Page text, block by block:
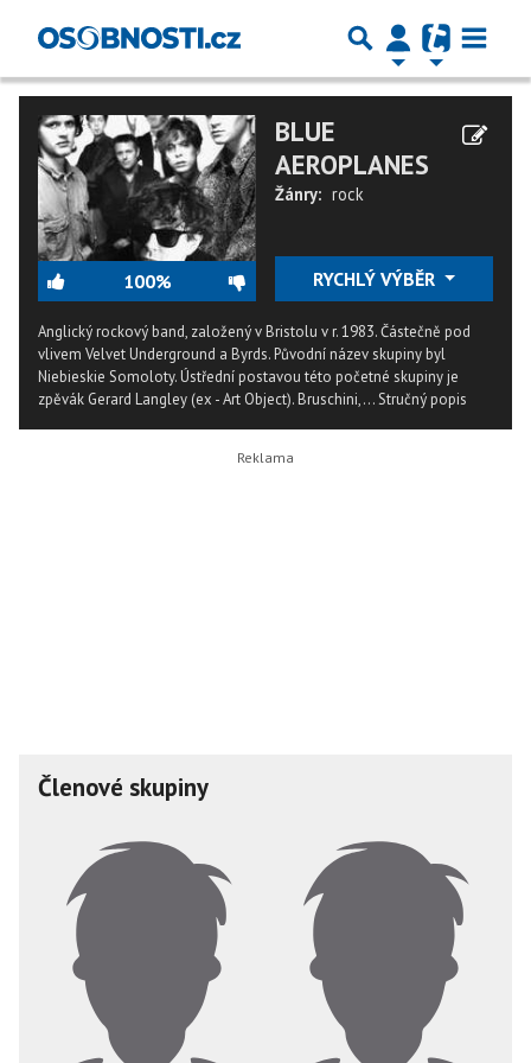
100%
BLUE
AEROPLANES
Žánry: rock
RYCHLÝ VÝBĚR
Anglický rockový band, založený v Bristolu v r. 1983. Částečně pod
vlivem Velvet Underground a Byrds. Původní název skupiny byl
Niebieskie Somoloty. Ústřední postavou této početné skupiny je
zpěvák Gerard Langley (ex - Art Object). Bruschini,...Stručný popis
Členové skupiny